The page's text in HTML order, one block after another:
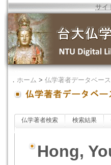
サイ
． ホーム > 仏学著者データベース
仏学著者検索 検索結果
Hong,